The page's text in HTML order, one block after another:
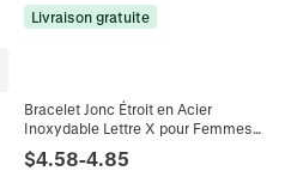
Livraison gratuite
Bracelet Jonc Étroit en Acier
Inoxydable Lettre X pour Femmes
Or Argent Électroplaqué Strass
Incrusté Bijoux
$4.58-4.85